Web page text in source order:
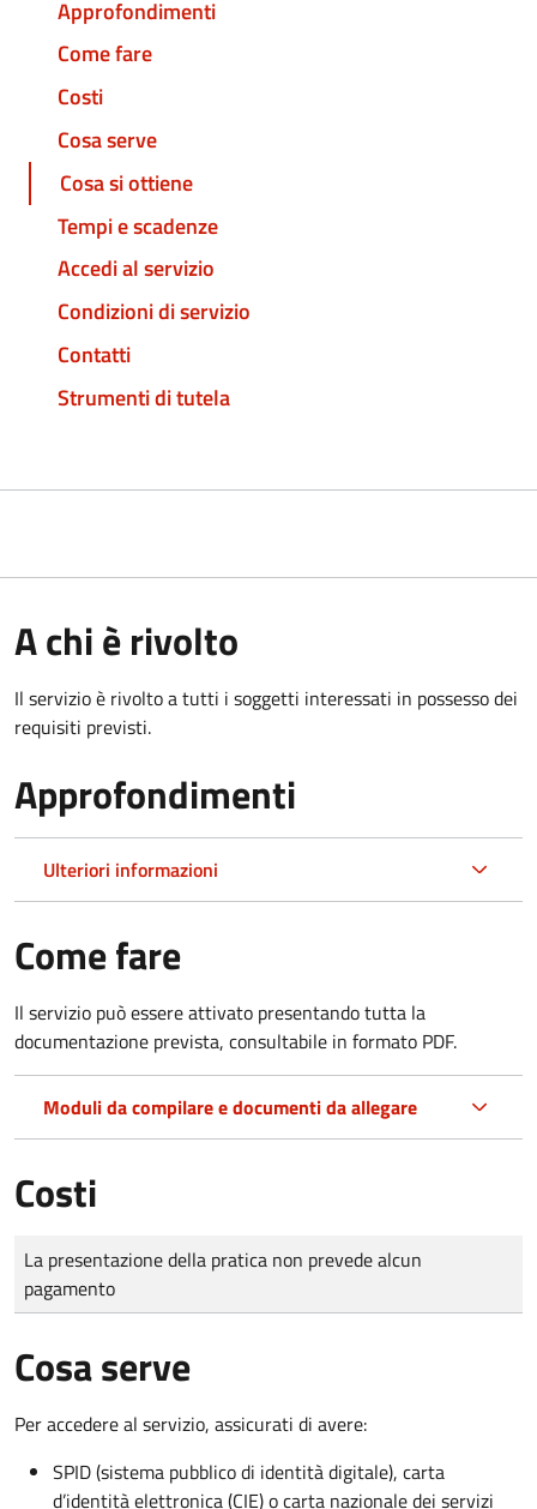
Approfondimenti
Come fare
Costi
Cosa serve
Cosa si ottiene
Tempi e scadenze
Accedi al servizio
Condizioni di servizio
Contatti
Strumenti di tutela
A chi è rivolto
Il servizio è rivolto a tutti i soggetti interessati in possesso dei
requisiti previsti.
Approfondimenti
Ulteriori informazioni
Come fare
Il servizio può essere attivato presentando tutta la
documentazione prevista, consultabile in formato PDF.
Moduli da compilare e documenti da allegare
Costi
Tipo di pagamento
Importo
La presentazione della pratica non prevede alcun
pagamento
Cosa serve
Per accedere al servizio, assicurati di avere:
SPID (sistema pubblico di identità digitale), carta
d’identità elettronica (CIE) o carta nazionale dei servizi